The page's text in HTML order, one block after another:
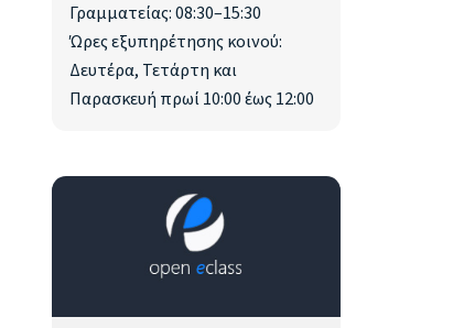
Γραμματείας: 08:30–15:30
Ώρες εξυπηρέτησης κοινού:
Δευτέρα, Τετάρτη και
Παρασκευή πρωί 10:00 έως 12:00